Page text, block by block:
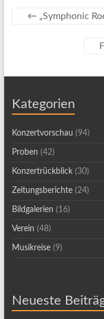
← „Symphonic
Kategorien
Konzertvorschau (94)
Proben (42)
Konzertrückblick(30)
Zeitungsberichte(24)
Bildgalerien (16)
Verein (48)
Musikreise(9)
Neueste